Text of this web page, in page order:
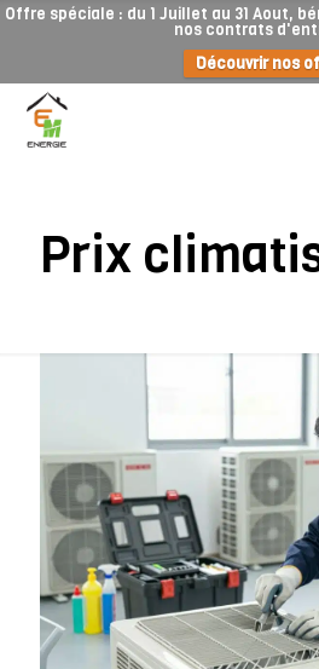
Offre spéciale : du 1 Juillet au 31 Aout,
nos contrats
Découvrir nos
Prix